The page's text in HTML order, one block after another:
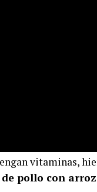
vitaminas,
pollo con arroz